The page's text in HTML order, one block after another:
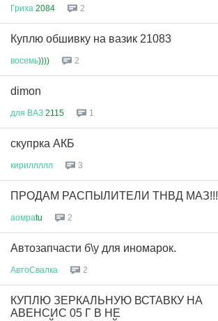
Гриха 2084 2
Куплю обшивку на вазик 21083
восемь)))) 2
dimon
для ВАЗ 2115 1
скупрка АКБ
кириллллл 3
ПРОДАМ РАСПЫЛИТЕЛИ ТНВД МАЗ!!!
аомраtu 2
Автозапчасти б\у для иномарок.
АвтоСвалка 2
КУПЛЮ ЗЕРКАЛЬНУЮ ВСТАВКУ НА
АВЕНСИС 05 Г В НЕ